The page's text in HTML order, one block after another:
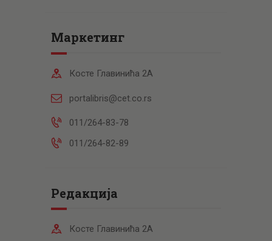
Маркетинг
Косте Главинића 2А
portalibris@cet.co.rs
011/264-83-78
011/264-82-89
Редакција
Косте Главинића 2А